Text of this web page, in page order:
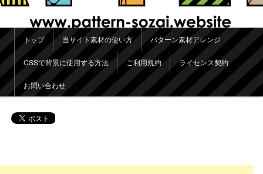
メインメニュー
メインコンテンツへ移動
サブコンテンツへ移動
トップ 当サイト素材の使い方 パターン素材アレンジ
CSSで背景に使用する方法 ご利用規約 ライセンス契約
お問い合わせ